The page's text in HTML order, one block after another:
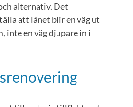
alternativ. Det
att lånet blir en väg ut
inte en väg djupare in i